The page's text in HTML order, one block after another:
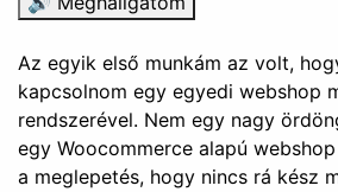
Az egyik első munkám az volt,
kapcsolnom egy egyedi webshop
rendszerével. Nem egy nagy
egy Woocommerce alapú
a meglepetés, hogy nincs rá kész